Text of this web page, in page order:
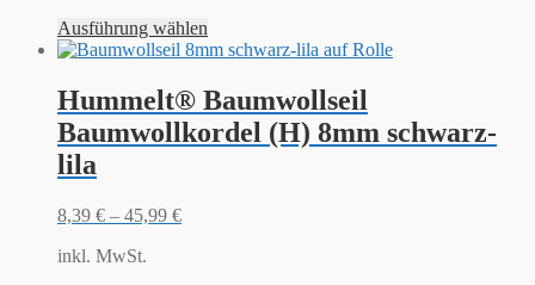
Ausführung wählen
Hummelt® Baumwollseil
Baumwollkordel (H) 8mm schwarz-
lila
8,39 € – 45,99 €
inkl. MwSt.